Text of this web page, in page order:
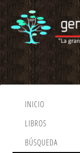
INICIO
LIBROS
BÚSQUEDA